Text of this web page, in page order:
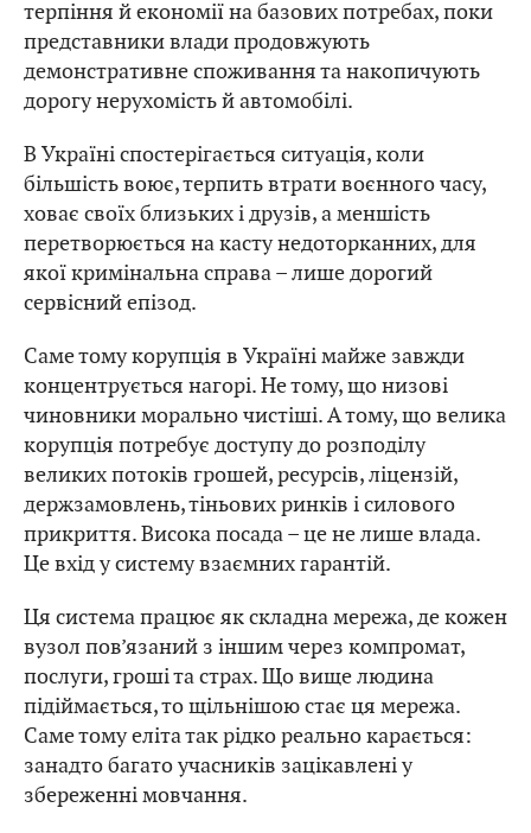
терпіння й економії на базових потребах, поки
представники влади продовжують
демонстративне споживання та накопичують
дорогу нерухомість й автомобілі.
В Україні спостерігається ситуація, коли
більшість воює, терпить втрати воєнного часу,
ховає своїх близьких і друзів, а меншість
перетворюється на касту недоторканних, для
якої кримінальна справа – лише дорогий
сервісний епізод.
Саме тому корупція в Україні майже завжди
концентрується нагорі. Не тому, що низові
чиновники морально чистіші. А тому, що велика
корупція потребує доступу до розподілу
великих потоків грошей, ресурсів, ліцензій,
держзамовлень, тіньових ринків і силового
прикриття. Висока посада – це не лише влада.
Це вхід у систему взаємних гарантій.
Ця система працює як складна мережа, де кожен
вузол пов’язаний з іншим через компромат,
послуги, гроші та страх. Що вище людина
підіймається, то щільнішою стає ця мережа.
Саме тому еліта так рідко реально карається:
занадто багато учасників зацікавлені у
збереженні мовчання.